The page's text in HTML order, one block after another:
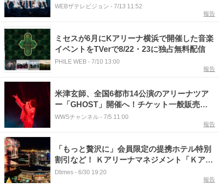
マンライブができて本当に幸せです！」
WEBザテレビジョン - 7/13 11:52
報告
ミセスが6月にKアリーナ横浜で開催した音楽
イベントをTVerで8/22・23に独占無料配信
PHILE WEB - 7/10 13:00
報告
米津玄師、全国6都市14公演のアリーナツア
ー「GHOST」開催へ！チケット一般販売が
決定
WWSチャンネル - 7/5 11:00
報告
「もっと贅沢に」会員限定の提携ホテル特別
割引など！ Ｋアリーナマネジメント「Ｋアリ
ーナ横浜」
Dtimes - 6/30 19:20
報告